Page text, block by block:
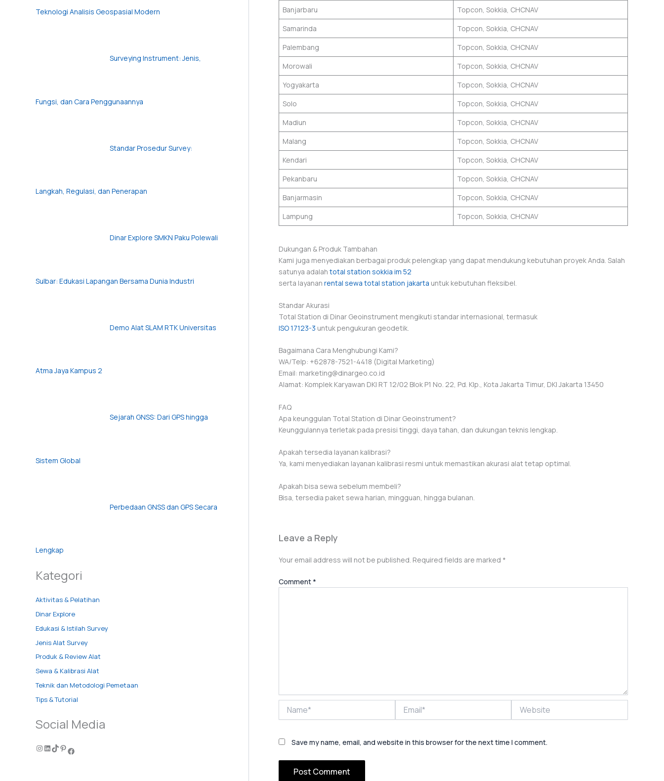
Teknologi Analisis Geospasial Modern
Surveying Instrument: Jenis,
Fungsi, dan Cara Penggunaannya
Standar Prosedur Survey:
Langkah, Regulasi, dan Penerapan
Dinar Explore SMKN Paku Polewali
Sulbar: Edukasi Lapangan Bersama Dunia Industri
Demo Alat SLAM RTK Universitas
Atma Jaya Kampus 2
Sejarah GNSS: Dari GPS hingga
Sistem Global
Perbedaan GNSS dan GPS Secara
Lengkap
Kategori
Aktivitas & Pelatihan
Dinar Explore
Edukasi & Istilah Survey
Jenis Alat Survey
Produk & Review Alat
Sewa & Kalibrasi Alat
Teknik dan Metodologi Pemetaan
Tips & Tutorial
Social Media
Banjarbaru
Topcon, Sokkia, CHCNAV
Samarinda
Topcon, Sokkia, CHCNAV
Palembang
Topcon, Sokkia, CHCNAV
Morowali
Topcon, Sokkia, CHCNAV
Yogyakarta
Topcon, Sokkia, CHCNAV
Solo
Topcon, Sokkia, CHCNAV
Madiun
Topcon, Sokkia, CHCNAV
Malang
Topcon, Sokkia, CHCNAV
Kendari
Topcon, Sokkia, CHCNAV
Pekanbaru
Topcon, Sokkia, CHCNAV
Banjarmasin
Topcon, Sokkia, CHCNAV
Lampung
Topcon, Sokkia, CHCNAV
Dukungan & Produk Tambahan
Kami juga menyediakan berbagai produk pelengkap yang dapat mendukung kebutuhan proyek Anda. Salah
satunya adalah total station sokkia im 52
serta layanan rental sewa total station jakarta untuk kebutuhan fleksibel.
Standar Akurasi
Total Station di Dinar Geoinstrument mengikuti standar internasional, termasuk
ISO 17123-3 untuk pengukuran geodetik.
Bagaimana Cara Menghubungi Kami?
WA/Telp: +62878-7521-4418 (Digital Marketing)
Email: marketing@dinargeo.co.id
Alamat: Komplek Karyawan DKI RT 12/02 Blok P1 No. 22, Pd. Klp., Kota Jakarta Timur, DKI Jakarta 13450
FAQ
Apa keunggulan Total Station di Dinar Geoinstrument?
Keunggulannya terletak pada presisi tinggi, daya tahan, dan dukungan teknis lengkap.
Apakah tersedia layanan kalibrasi?
Ya, kami menyediakan layanan kalibrasi resmi untuk memastikan akurasi alat tetap optimal.
Apakah bisa sewa sebelum membeli?
Bisa, tersedia paket sewa harian, mingguan, hingga bulanan.
Leave a Reply
Your email address will not be published. Required fields are marked *
Comment *
Save my name, email, and website in this browser for the next time I comment.